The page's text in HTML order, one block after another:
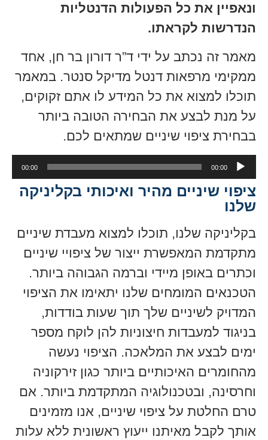
ונאפיין את כל הפעולות הדנטליות
הנדרשות לקראתו.
מאמר זה נכתב על ידי ד”ר דורון בר חן, אחד
ממקימי מרפאות דנטל מדיקל סנטר. במאמר
תוכלו למצוא את כל המידע לו אתם זקוקים,
על מנת לבצע את הבחירה הטובה ביותר
בבחירת ציפוי שיניים שמתאים לכם.
נגן
אודיו
00:00
00:00
ציפוי שיניים מהיר ואיכותי בקליניקה
שלנו
בקליניקה שלנו, תוכלו למצוא מעבדת שיניים
מתקדמת המאפשרת ייצור של ציפויי שיניים
וכתרים באופן מיידי וברמה הגבוהה ביותר.
הטכנאים המומחים שלנו יתאימו את הציפוי
המדויק לשיניים שלך תוך שעות בודדות,
בניגוד למעבדות חיצוניות להן לוקח מספר
ימים לבצע את המלאכה. הציפוי נעשה
מהחומרים האיכותיים ביותר כגון זירקוניה
וחרסינה, ובטכנולוגיה המתקדמת ביותר. אם
טרם החלטת על ציפוי שיניים, אנו מזמינים
אותך לקבל מאיתנו ייעוץ ראשונית ללא עלות